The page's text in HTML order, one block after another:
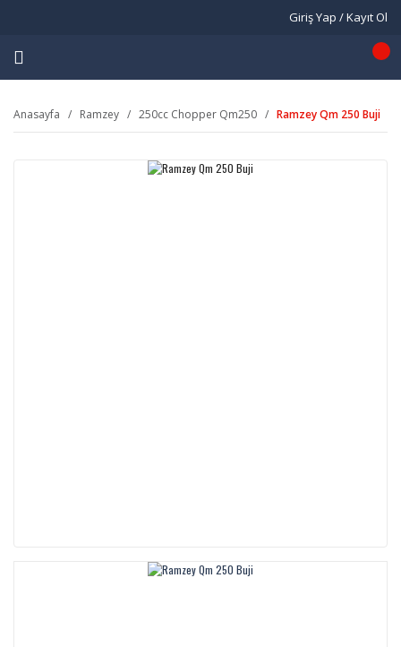
Giriş Yap / Kayıt Ol
Anasayfa Ramzey 250cc Chopper Qm250 Ramzey Qm 250 Buji